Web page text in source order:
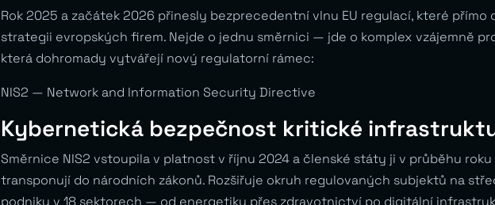
Rok 2025 a začátek 2026 přinesly bezprecedentní vlnu EU regulací, které přímo
strategii evropských firem. Nejde o jednu směrnici — jde o komplex vzájemně
která dohromady vytvářejí nový regulatorní rámec:
NIS2 — Network and Information Security Directive
Kybernetická bezpečnost kritické
Směrnice NIS2 vstoupila v platnost v říjnu 2024 a členské státy ji v průběhu
transponují do národních zákonů. Rozšiřuje okruh regulovaných subjektů na
podniky v 18 sektorech — od energetiky přes zdravotnictví po digitální